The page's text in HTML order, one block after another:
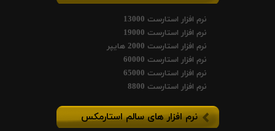
نرم افزار استارست 13000
نرم افزار استارست 19000
نرم افزار استارست 2000 هایپر
نرم افزار استارست 60000
نرم افزار استارست 65000
نرم افزار استارست 8800
نرم افزار های سالم استارمکس